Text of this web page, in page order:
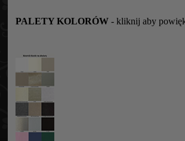
PALETY KOLORÓW - kliknij aby